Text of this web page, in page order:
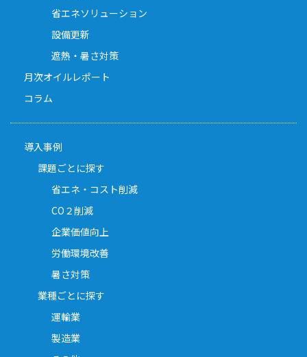
省エネソリューション
設備更新
遮熱・暑さ対策
月次オイルレポート
コラム
導入事例
課題ごとに探す
省エネ・コスト削減
CO２削減
企業価値向上
労働環境改善
暑さ対策
業種ごとに探す
運輸業
製造業